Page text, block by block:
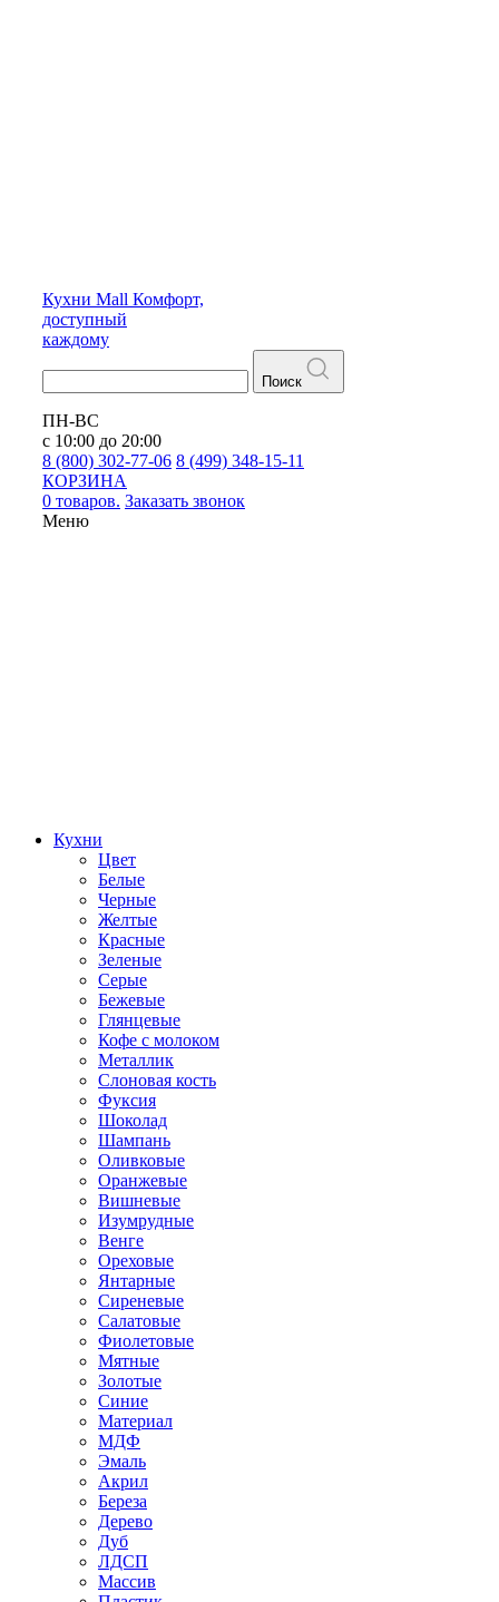
Кухни Mall Комфорт,
доступный
каждому
Поиск
ПН-ВС
с 10:00 до 20:00
8 (800) 302-77-06 8 (499) 348-15-11
КОРЗИНА
0 товаров. Заказать звонок
Меню
Кухни
Цвет
Белые
Черные
Желтые
Красные
Зеленые
Серые
Бежевые
Глянцевые
Кофе с молоком
Металлик
Слоновая кость
Фуксия
Шоколад
Шампань
Оливковые
Оранжевые
Вишневые
Изумрудные
Венге
Ореховые
Янтарные
Сиреневые
Салатовые
Фиолетовые
Мятные
Золотые
Синие
Материал
МДФ
Эмаль
Акрил
Береза
Дерево
Дуб
ЛДСП
Массив